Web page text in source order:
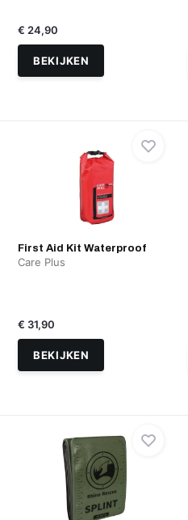
€ 24,90
BEKIJKEN
First Aid Kit Waterproof
Care Plus
€ 31,90
BEKIJKEN